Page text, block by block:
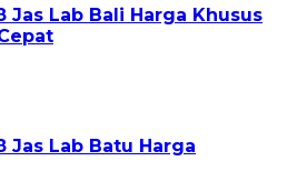
Jas Lab Bali Harga Khusus
Jas Lab Batu Harga